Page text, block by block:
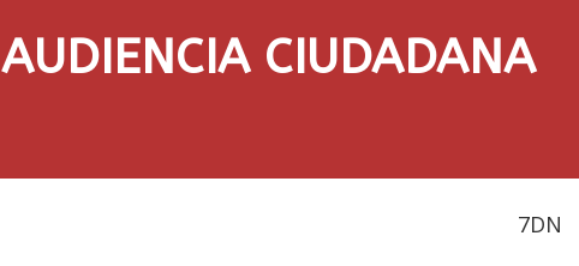
AUDIENCIA CIUDADANA
7DN